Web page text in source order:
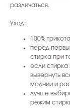
различаться.
Уход:
100%
перед
стирка при
если стирка
вывернуть
молнии и
лучше
режим